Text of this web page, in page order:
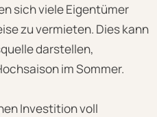
sich viele Eigentümer
zu vermieten. Dies kann
darstellen,
im Sommer.
Investition voll